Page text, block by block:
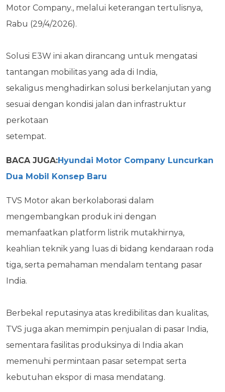
Motor Company., melalui keterangan tertulisnya,
Rabu (29/4/2026).
Solusi E3W ini akan dirancang untuk mengatasi
tantangan mobilitas yang ada di India,
sekaligus menghadirkan solusi berkelanjutan yang
sesuai dengan kondisi jalan dan infrastruktur
perkotaan
setempat.
BACA JUGA:Hyundai Motor Company Luncurkan
Dua Mobil Konsep Baru
TVS Motor akan berkolaborasi dalam
mengembangkan produk ini dengan
memanfaatkan platform listrik mutakhirnya,
keahlian teknik yang luas di bidang kendaraan roda
tiga, serta pemahaman mendalam tentang pasar
India.
Berbekal reputasinya atas kredibilitas dan kualitas,
TVS juga akan memimpin penjualan di pasar India,
sementara fasilitas produksinya di India akan
memenuhi permintaan pasar setempat serta
kebutuhan ekspor di masa mendatang.